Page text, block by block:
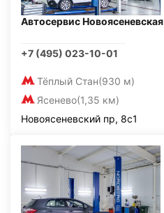
Автосервис Новоясеневская
+7 (495) 023-10-01
Тёплый Стан(930 м)
Ясенево(1,35 км)
Новоясеневский пр, 8с1